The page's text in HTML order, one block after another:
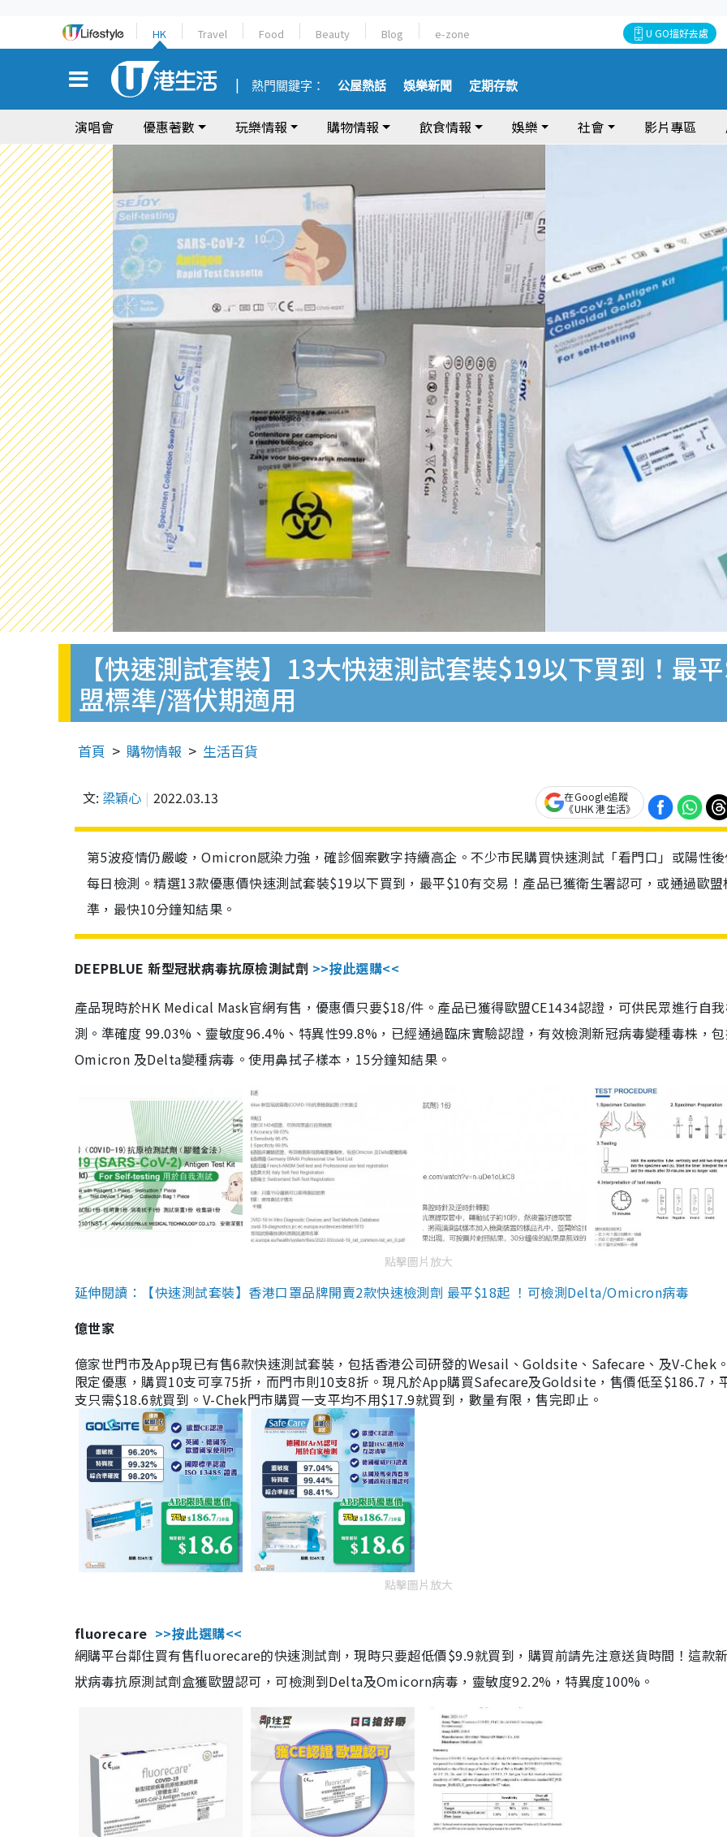
HK Travel Food Beauty Blog e-zone U GO搵好去處
熱門關鍵字： 公屋熱話 娛樂新聞 定期存款
演唱會 優惠著數 玩樂情報 購物情報 飲食情報 娛樂 社會 影片專區
【快速測試套裝】13大快速測試套裝$19以下買到！最
盟標準/潛伏期適用
首頁 購物情報 生活百貨
文: 梁穎心 2022.03.13
在Google追蹤
《UHK 港生活》
第5波疫情仍嚴峻，Omicron感染力強，確診個案數字持續高企。不少市民購買快速測試「看門口」或陽性
每日檢測。精選13款優惠價快速測試套裝$19以下買到，最平$10有交易！產品已獲衛生署認可，或通過歐盟
準，最快10分鐘知結果。
DEEPBLUE 新型冠狀病毒抗原檢測試劑 >>按此選購<<
產品現時於HK Medical Mask官網有售，優惠價只要$18/件。產品已獲得歐盟CE1434認證，可供民眾進行自
測。準確度 99.03%、靈敏度96.4%、特異性99.8%，已經通過臨床實驗認證，有效檢測新冠病毒變種毒株，
Omicron 及Delta變種病毒。使用鼻拭子樣本，15分鐘知結果。
點擊圖片放大
延伸閱讀：【快速測試套裝】香港口罩品牌開賣2款快速檢測劑 最平$18起 ！可檢測Delta/Omicron病毒
億世家
億家世門市及App現已有售6款快速測試套裝，包括香港公司研發的Wesail、Goldsite、Safecare、及V-Chek
限定優惠，購買10支可享75折，而門市則10支8折。現凡於App購買Safecare及Goldsite，售價低至$186.7，
支只需$18.6就買到。V-Chek門市購買一支平均不用$17.9就買到，數量有限，售完即止。
點擊圖片放大
fluorecare >>按此選購<<
網購平台鄰住買有售fluorecare的快速測試劑，現時只要超低價$9.9就買到，購買前請先注意送貨時間！這款
狀病毒抗原測試劑盒獲歐盟認可，可檢測到Delta及Omicorn病毒，靈敏度92.2%，特異度100%。